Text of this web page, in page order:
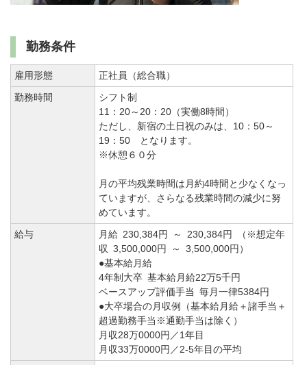
勤務条件
雇用形態
正社員（総合職）
勤務時間
シフト制
11：20～20：20（実働8時間）
ただし、新宿の土日祝のみは、10：50～
19：50 となります。
※休憩６０分
月の平均残業時間は月約4時間と少なくなっ
ていますが、さらなる残業時間の減少に努
めています。
給与
月給 230,384円 ～ 230,384円 （※想定年
収 3,500,000円 ～ 3,500,000円）
●基本給月給
4年制大卒 基本給月給22万5千円
ベースアップ評価手当 毎月一律5384円
●大卒場合の月収例（基本給月給＋諸手当＋
超過勤務手当※通勤手当は除く）
月収28万0000円／1年目
月収33万0000円／2-5年目の平均